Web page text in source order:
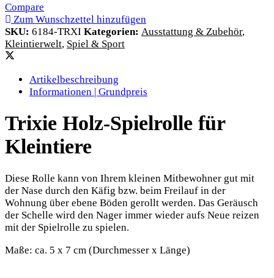
Compare
Zum Wunschzettel hinzufügen
SKU: 6184-TRXI Kategorien: Ausstattung & Zubehör,
Kleintierwelt, Spiel & Sport
Artikelbeschreibung
Informationen | Grundpreis
Trixie Holz-Spielrolle für
Kleintiere
Diese Rolle kann von Ihrem kleinen Mitbewohner gut mit
der Nase durch den Käfig bzw. beim Freilauf in der
Wohnung über ebene Böden gerollt werden. Das Geräusch
der Schelle wird den Nager immer wieder aufs Neue reizen
mit der Spielrolle zu spielen.
Maße: ca. 5 x 7 cm (Durchmesser x Länge)